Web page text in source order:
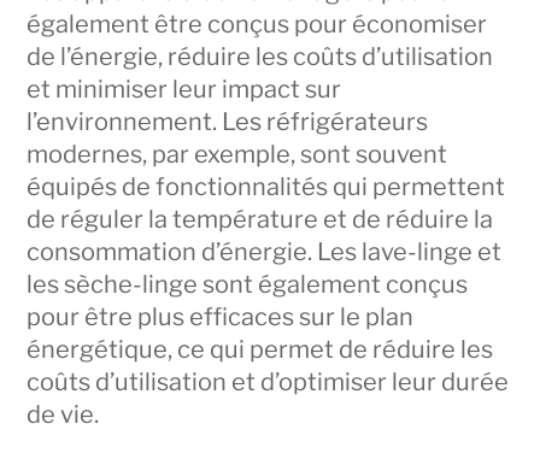
également être conçus pour économiser
de l’énergie, réduire les coûts d’utilisation
et minimiser leur impact sur
l’environnement. Les réfrigérateurs
modernes, par exemple, sont souvent
équipés de fonctionnalités qui permettent
de réguler la température et de réduire la
consommation d’énergie. Les lave-linge et
les sèche-linge sont également conçus
pour être plus efficaces sur le plan
énergétique, ce qui permet de réduire les
coûts d’utilisation et d’optimiser leur durée
de vie.